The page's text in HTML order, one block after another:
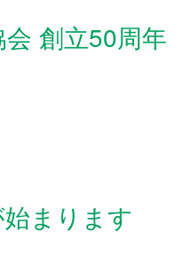
創立50周年
まります